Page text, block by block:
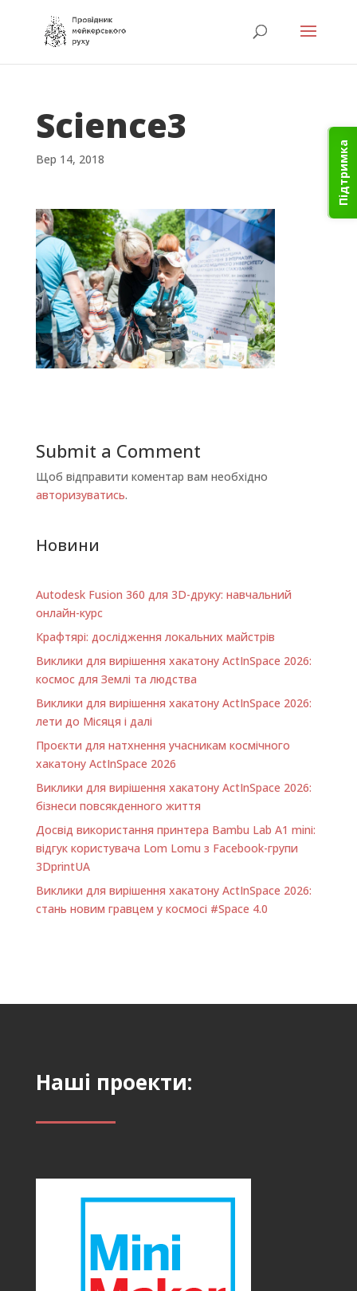
Підтримка
Science3
Вер 14, 2018
Submit a Comment
Щоб відправити коментар вам необхідно
авторизуватись.
Новини
Autodesk Fusion 360 для 3D-друку: навчальний
онлайн-курс
Крафтярі: дослідження локальних майстрів
Виклики для вирішення хакатону ActInSpace 2026:
космос для Землі та людства
Виклики для вирішення хакатону ActInSpace 2026:
лети до Місяця і далі
Проєкти для натхнення учасникам космічного
хакатону ActInSpace 2026
Виклики для вирішення хакатону ActInSpace 2026:
бізнеси повсякденного життя
Досвід використання принтера Bambu Lab A1 minі:
відгук користувача Lom Lomu з Facebook-групи
3DprintUA
Виклики для вирішення хакатону ActInSpace 2026:
стань новим гравцем у космосі #Space 4.0
Наші проекти: